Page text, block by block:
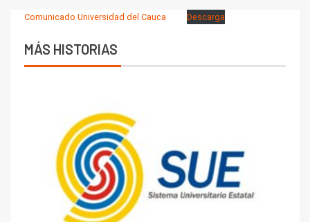
Comunicado Universidad del Cauca Descarga
MÁS HISTORIAS